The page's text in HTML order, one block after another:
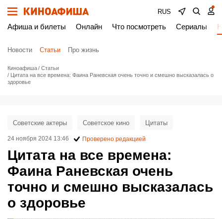
RUS
Афиша и билеты Онлайн Что посмотреть Сериалы
Новости Статьи Про жизнь
Киноафиша
Статьи
Цитата на все времена: Фаина Раневская очень точно и смешно высказалась о
здоровье
Цитата на все времена:
Фаина Раневская очень
точно и смешно высказалась
о здоровье
Советские актеры Советское кино Цитаты
24 ноября 2024 13:46 Проверено редакцией